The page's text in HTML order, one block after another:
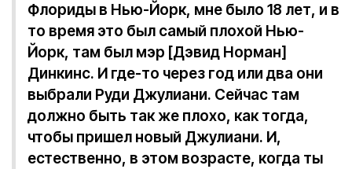
Флориды в Нью-Йорк, мне было 18 лет, и в
то время это был самый плохой Нью-
Йорк, там был мэр [Дэвид Норман]
Динкинс. И где-то через год или два они
выбрали Руди Джулиани. Сейчас там
должно быть так же плохо, как тогда,
чтобы пришел новый Джулиани. И,
естественно, в этом возрасте, когда ты